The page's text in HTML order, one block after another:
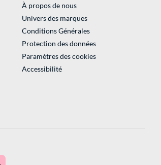
À propos de nous
Univers des marques
Conditions Générales
Protection des données
Paramètres des cookies
Accessibilité